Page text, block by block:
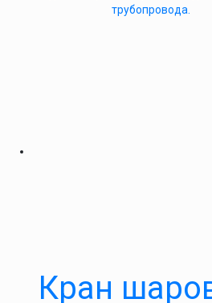
трубопровода.
Кран